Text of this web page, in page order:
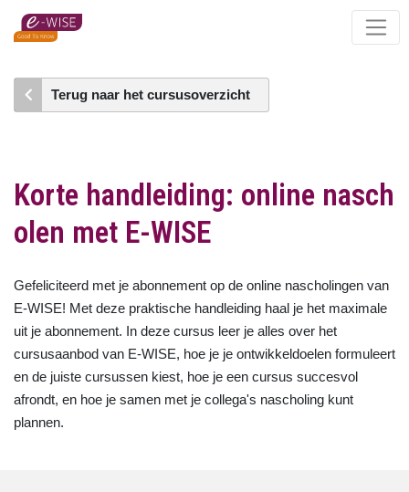
Skip
content
Terug naar het cursusoverzicht
Korte handleiding: online nasch
olen met E-WISE
Gefeliciteerd met je abonnement op de online nascholingen van
E-WISE! Met deze praktische handleiding haal je het maximale
uit je abonnement. In deze cursus leer je alles over het
cursusaanbod van E-WISE, hoe je je ontwikkeldoelen formuleert
en de juiste cursussen kiest, hoe je een cursus succesvol
afrondt, en hoe je samen met je collega's nascholing kunt
plannen.